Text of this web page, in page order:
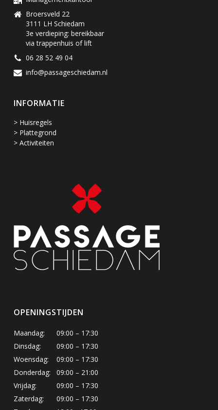
Broersveld 22
3111 LH Schiedam
3e verdieping: bereikbaar
via trappenhuis of lift
06 28 52 49 04
info@passageschiedam.nl
INFORMATIE
> Huisregels
> Plattegrond
> Activiteiten
OPENINGSTIJDEN
Maandag:
09:00 – 17:30
Dinsdag:
09:00 – 17:30
Woensdag:
09:00 – 17:30
Donderdag:
09:00 – 21:00
Vrijdag:
09:00 – 17:30
Zaterdag:
09:00 – 17:30